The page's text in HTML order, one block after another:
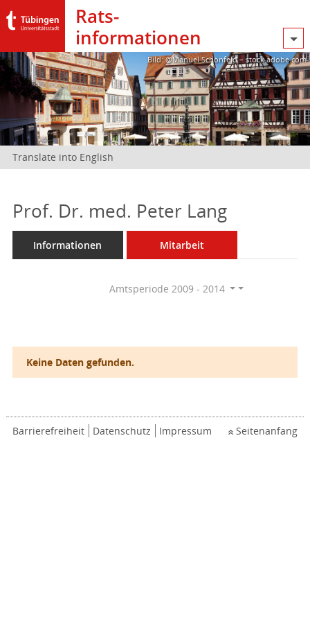
Rats­
informationen
Bild: @Manuel Schönfeld – stock.adobe.com
Translate into English
Prof. Dr. med. Peter Lang
Informationen Mitarbeit
Amtsperiode 2009 - 2014
Keine Daten gefunden.
Barrierefreiheit Datenschutz Impressum Seitenanfang